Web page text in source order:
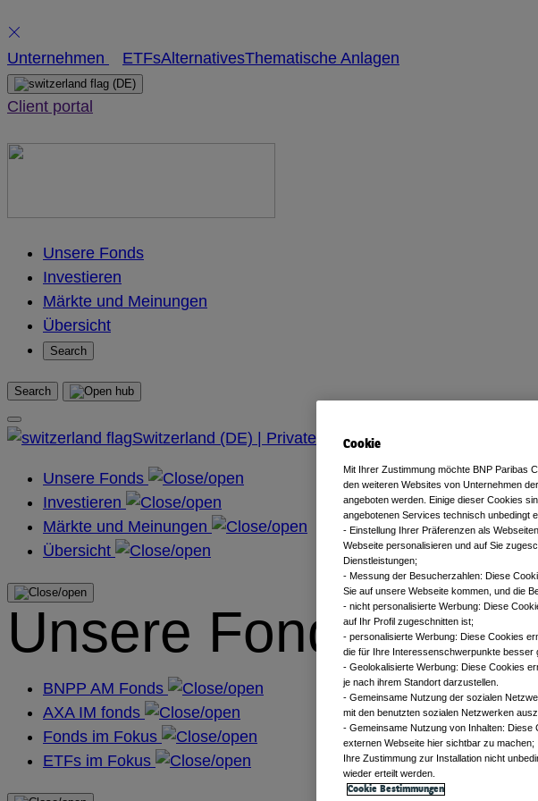
Skip
to
content
Unternehmen ETFsAlternativesThematische Anlagen
(DE)
Client portal
Unsere Fonds
Investieren
Märkte und Meinungen
Übersicht
Search
Search
Switzerland (DE) | Private
Unsere Fonds
Investieren
Märkte und Meinungen
Übersicht
Unsere Fonds
BNPP AM Fonds
AXA IM fonds
Fonds im Fokus
ETFs im Fokus
Cookie
Mit Ihrer Zustimmung möchte BNP Paribas
den weiteren Websites von Unternehmen
angeboten werden. Einige dieser Cookies
angebotenen Services technisch unbedingt
- Einstellung Ihrer Präferenzen als
Webseite personalisieren und auf Sie
Dienstleistungen;
- Messung der Besucherzahlen: Diese
Sie auf unsere Webseite kommen, und die
- nicht personalisierte Werbung: Diese
auf Ihr Profil zugeschnitten ist;
- personalisierte Werbung: Diese Cookies
die für Ihre Interessenschwerpunkte besser
- Geolokalisierte Werbung: Diese Cookies
je nach ihrem Standort darzustellen.
- Gemeinsame Nutzung der sozialen
mit den benutzten sozialen Netzwerken
- Gemeinsame Nutzung von Inhalten:
externen Webseite hier sichtbar zu machen;
Ihre Zustimmung zur Installation nicht
wieder erteilt werden.
Cookie Bestimmungen